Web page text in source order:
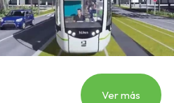
Ver más